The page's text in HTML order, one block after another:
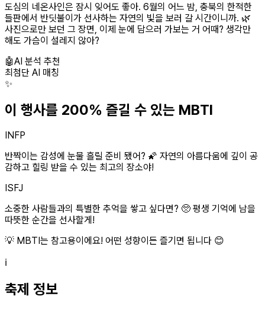
도심의 네온사인은 잠시 잊어도 좋아. 6월의 어느 밤, 충북의 한적한
들판에서 반딧불이가 선사하는 자연의 빛을 보러 갈 시간이니까. 🌿
사진으로만 보던 그 장면, 이제 눈에 담으러 가보는 거 어때? 생각만
해도 가슴이 설레지 않아?
🤖AI 분석 추천
최첨단 AI 매칭
✨
이 행사를 200% 즐길 수 있는 MBTI
INFP
반짝이는 감성에 눈물 흘릴 준비 됐어? 🌠 자연의 아름다움에 깊이 공
감하고 힐링 받을 수 있는 최고의 장소야!
ISFJ
소중한 사람들과의 특별한 추억을 쌓고 싶다면? 🥺 평생 기억에 남을
따뜻한 순간을 선사할게!
💡 MBTI는 참고용이에요! 어떤 성향이든 즐기면 됩니다 😊
ℹ️
축제 정보